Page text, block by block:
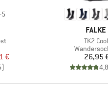
5
Preis
€
)
MARKE
FALKE
Artikel
TK2 Cool
26,95
4,8